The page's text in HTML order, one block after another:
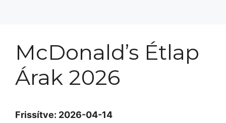
McDonald’s Étlap
Árak 2026
Frissítve: 2026-04-14